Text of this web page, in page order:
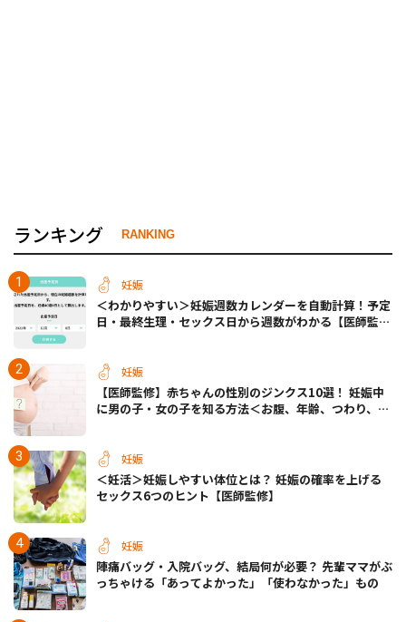
ランキング RANKING
妊娠
＜わかりやすい＞妊娠週数カレンダーを自動計算！予定
日・最終生理・セックス日から週数がわかる【医師監
妊娠
【医師監修】赤ちゃんの性別のジンクス10選！ 妊娠中
に男の子・女の子を知る方法＜お腹、年齢、つわり、胎
妊娠
＜妊活＞妊娠しやすい体位とは？ 妊娠の確率を上げる
セックス6つのヒント【医師監修】
妊娠
陣痛バッグ・入院バッグ、結局何が必要？ 先輩ママがぶ
っちゃける「あってよかった」「使わなかった」もの